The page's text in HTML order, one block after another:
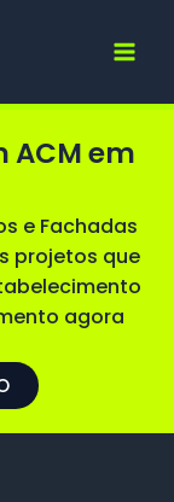
ACM em
e Fachadas
projetos que
agora